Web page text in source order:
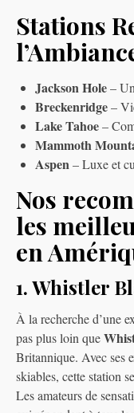
Stations
Jackson Hole–
Breckenridge–
Lake Tahoe–
Mammoth
Aspen – Luxe et
Nos
les
en
1. Whistler
À la recherche d’une
pas plus loin que
Britannique. Avec ses
skiables, cette station
Les amateurs de